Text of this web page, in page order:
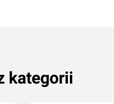
kategorii